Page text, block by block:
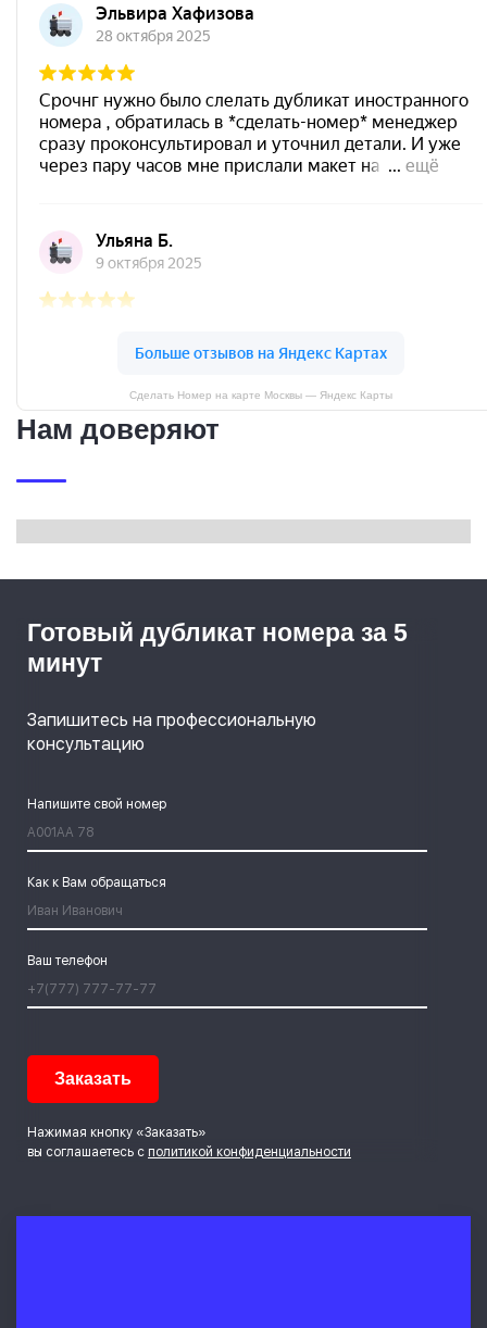
Сделать Номер на карте Москвы — Яндекс Карты
Нам доверяют
Готовый дубликат номера за 5
минут
Запишитесь на профессиональную
консультацию
Напишите свой номер
Как к Вам обращаться
Ваш телефон
Нажимая кнопку «Заказать»
вы соглашаетесь с политикой конфиденциальности